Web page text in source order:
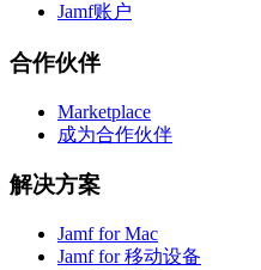
Jamf账户
合作伙伴
Marketplace
成为合作伙伴
解决方案
Jamf for Mac
Jamf for 移动设备